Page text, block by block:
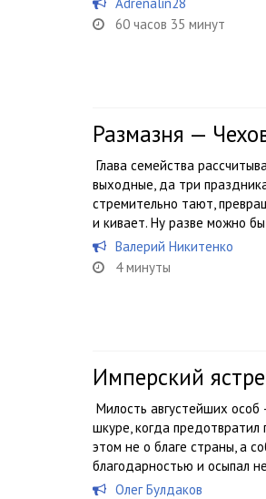
60 часов 35 минут
Размазня —
Глава семейства
выходные, да три
стремительно тают,
и кивает. Ну разве можно
Валерий Никитенко
4 минуты
Имперский
Милость августейших особ
шкуре, когда предотвратил
этом не о благе страны, а
благодарностью и осыпал
Олег Булдаков